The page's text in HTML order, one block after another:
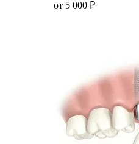
от 5 000 ₽